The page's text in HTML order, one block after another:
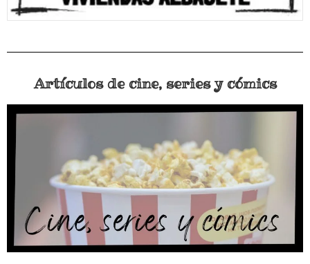
Artículos de cine, series y cómics